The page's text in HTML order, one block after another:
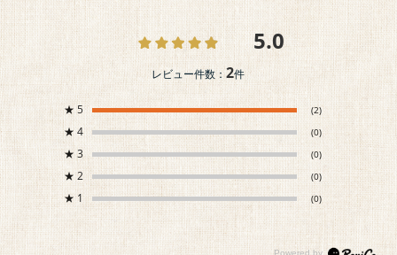
5.0
レビュー件数：2件
★ 5 (2)
★ 4 (0)
★ 3 (0)
★ 2 (0)
★ 1 (0)